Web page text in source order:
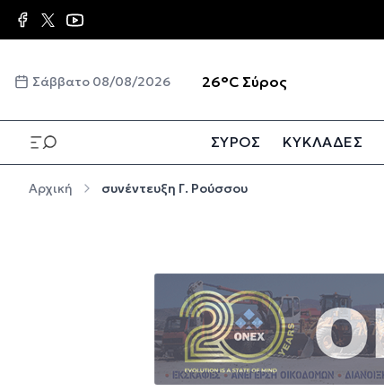
Παράκαμψη προς το κυρίως περιεχόμενο
Σάββατο 08/08/2026 26°C Σύρος
ΣΥΡΟΣ ΚΥΚΛΑΔΕΣ
Αρχική συνέντευξη Γ. Ρούσσου